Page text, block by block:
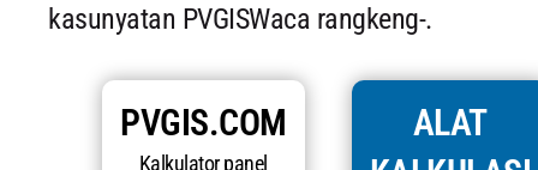
kasunyatan PVGISWaca rangkeng-.
PVGIS.COM
Kalkulator panel
ALAT